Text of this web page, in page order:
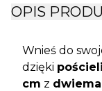
OPIS
Wnieś do
dzięki
cm z